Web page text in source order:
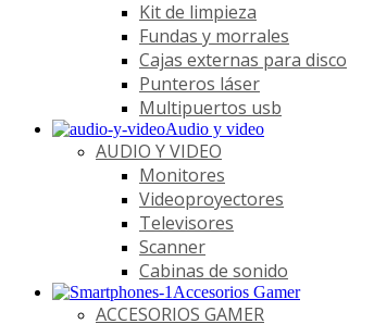
Kit de limpieza
Fundas y morrales
Cajas externas para disco
Punteros láser
Multipuertos usb
Audio y video
AUDIO Y VIDEO
Monitores
Videoproyectores
Televisores
Scanner
Cabinas de sonido
Accesorios Gamer
ACCESORIOS GAMER